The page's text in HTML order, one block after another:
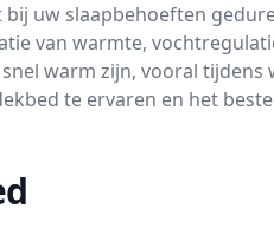
bij uw slaapbehoeften
van warmte,
warm zijn, vooral tijdens
te ervaren en het